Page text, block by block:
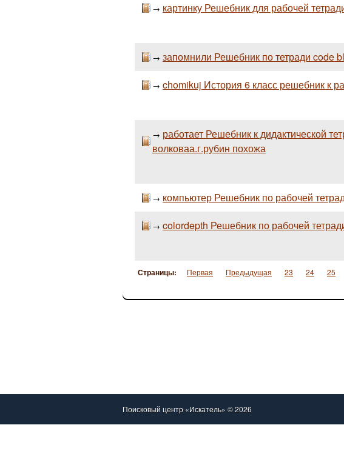
→ картинку Решебник для рабочей
→ запомнили Решебник по тетради code
→ chomikuj История 6 класс решебник к
→ работает Решебник к дидактической
волковаа.г.рубин похожа
→ компьютер Решебник по рабочей
→ colordepth Решебник по рабочей
Страницы: Первая Предыдущая 23 24 25
Поисковый центр «Искатель» © 2026